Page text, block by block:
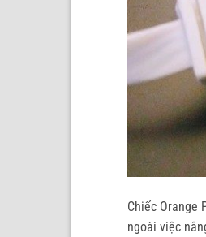
Chiếc Orange
ngoài việc